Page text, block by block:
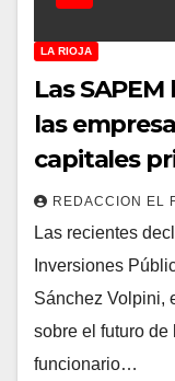
LA RIOJA
Las
las
capitales
REDACCION EL
Las recientes
Inversiones
Sánchez Volpini,
sobre el futuro de
funcionario…